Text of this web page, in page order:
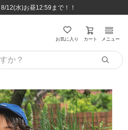
のお買い物で送料無料♪
12(水)お昼12:59まで！！
のお買い物で送料無料♪
12(水)お昼12:59まで！！
お気に入り カート メニュー